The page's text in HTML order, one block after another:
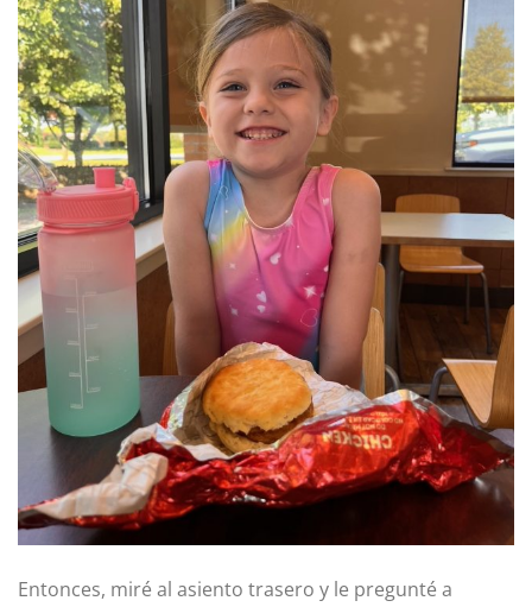
Entonces, miré al asiento trasero y le pregunté a